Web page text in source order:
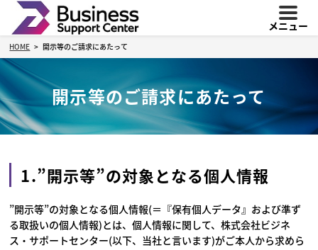
メニュー
HOME 開示等のご請求にあたって
開示等のご請求にあたって
1.”開示等”の対象となる個人情報
”開示等”の対象となる個人情報(＝『保有個人データ』および準ず
る取扱いの個人情報)とは、個人情報に関して、株式会社ビジネ
ス・サポートセンター(以下、当社と言います)がご本人から求めら